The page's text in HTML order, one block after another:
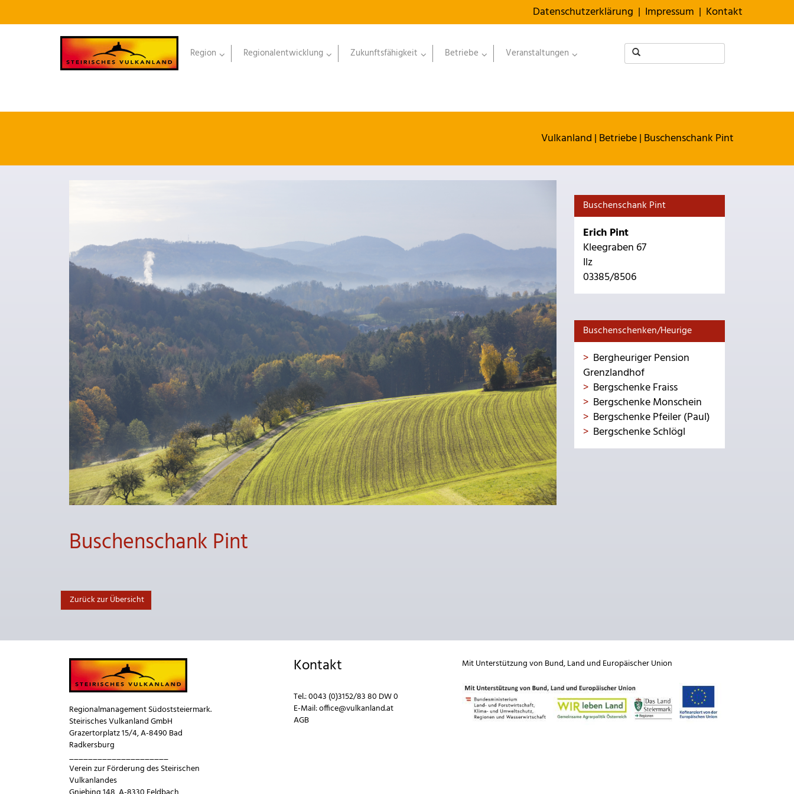
Datenschutzerklärung | Impressum | Kontakt
Region Regionalentwicklung Zukunftsfähigkeit Betriebe Veranstaltungen
Vulkanland | Betriebe| Buschenschank Pint
Buschenschank Pint
Zurück zur Übersicht
Buschenschank Pint
Erich Pint
Kleegraben 67
Ilz
03385/8506
Buschenschenken/Heurige
Bergheuriger Pension
Grenzlandhof
Bergschenke Fraiss
Bergschenke Monschein
Bergschenke Pfeiler (Paul)
Bergschenke Schlögl
Regionalmanagement Südoststeiermark.
Steirisches Vulkanland GmbH
Grazertorplatz 15/4, A-8490 Bad
Radkersburg
_____________________
Verein zur Förderung des Steirischen
Vulkanlandes
Kontakt
Tel.:0043 (0)3152/83 80 DW 0
E-Mail:office@vulkanland.at
AGB
Mit Unterstützung von Bund,Land und Europäischer Union